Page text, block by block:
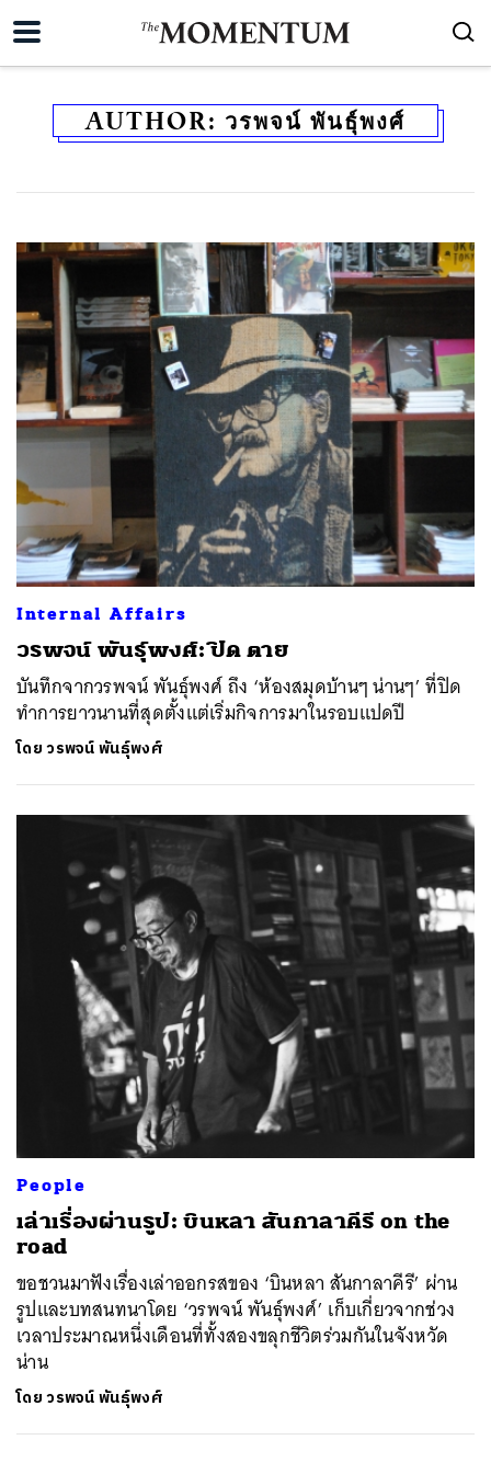
AUTHOR: วรพจน์ พันธุ์พงศ์
Internal Affairs
วรพจน์ พันธุ์พงศ์: ปิด ตาย
บันทึกจากวรพจน์ พันธุ์พงศ์ ถึง ‘ห้องสมุดบ้านๆ น่านๆ’ ที่ปิด
ทำการยาวนานที่สุดตั้งแต่เริ่มกิจการมาในรอบแปดปี
โดยวรพจน์ พันธุ์พงศ์
People
เล่าเรื่องผ่านรูป: บินหลา สันกาลาคีรี on the
road
ขอชวนมาฟังเรื่องเล่าออกรสของ ‘บินหลา สันกาลาคีรี’ ผ่าน
รูปและบทสนทนาโดย ‘วรพจน์ พันธ์ุพงศ์’ เก็บเกี่ยวจากช่วง
เวลาประมาณหนึ่งเดือนที่ทั้งสองขลุกชีวิตร่วมกันในจังหวัด
น่าน
โดยวรพจน์ พันธุ์พงศ์
SHARE TWEET LINE EMAIL